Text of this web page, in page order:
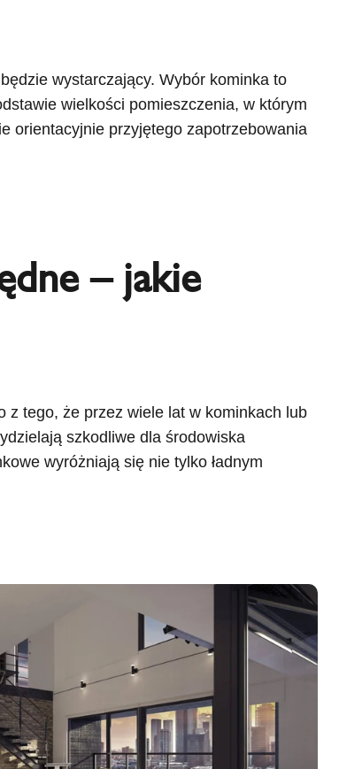
wystarczający. Wybór kominka to
wielkości pomieszczenia, w którym
orientacyjnie przyjętego zapotrzebowania
– jakie
z tego, że przez wiele lat w kominkach lub
szkodliwe dla środowiska
wyróżniają się nie tylko ładnym